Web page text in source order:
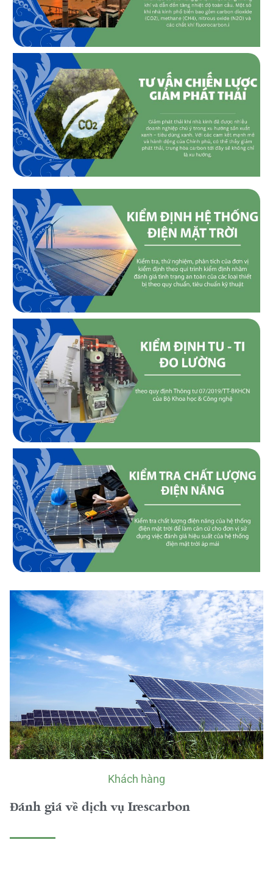
Khách hàng
Đánh giá về dịch vụ Irescarbon